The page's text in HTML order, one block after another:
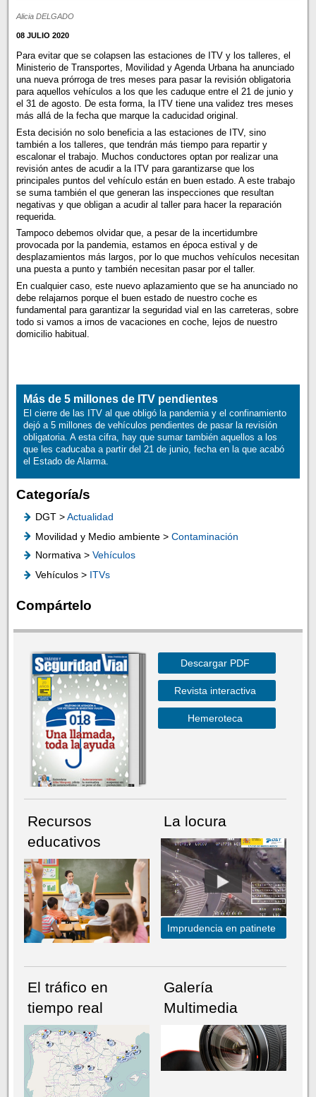
Alicia DELGADO
08 JULIO 2020
Para evitar que se colapsen las estaciones de ITV y los talleres, el
Ministerio de Transportes, Movilidad y Agenda Urbana ha anunciado
una nueva prórroga de tres meses para pasar la revisión obligatoria
para aquellos vehículos a los que les caduque entre el 21 de junio y
el 31 de agosto. De esta forma, la ITV tiene una validez tres meses
más allá de la fecha que marque la caducidad original.
Esta decisión no solo beneficia a las estaciones de ITV, sino
también a los talleres, que tendrán más tiempo para repartir y
escalonar el trabajo. Muchos conductores optan por realizar una
revisión antes de acudir a la ITV para garantizarse que los
principales puntos del vehículo están en buen estado. A este trabajo
se suma también el que generan las inspecciones que resultan
negativas y que obligan a acudir al taller para hacer la reparación
requerida.
Tampoco debemos olvidar que, a pesar de la incertidumbre
provocada por la pandemia, estamos en época estival y de
desplazamientos más largos, por lo que muchos vehículos necesitan
una puesta a punto y también necesitan pasar por el taller.
En cualquier caso, este nuevo aplazamiento que se ha anunciado no
debe relajarnos porque el buen estado de nuestro coche es
fundamental para garantizar la seguridad vial en las carreteras, sobre
todo si vamos a irnos de vacaciones en coche, lejos de nuestro
domicilio habitual.
Más de 5 millones de ITV pendientes
El cierre de las ITV al que obligó la pandemia y el confinamiento
dejó a 5 millones de vehículos pendientes de pasar la revisión
obligatoria. A esta cifra, hay que sumar también aquellos a los
que les caducaba a partir del 21 de junio, fecha en la que acabó
el Estado de Alarma.
Categoría/s
DGT >Actualidad
Movilidad y Medio ambiente > Contaminación
Normativa > Vehículos
Vehículos > ITVs
Compártelo
NÚMERO ACTUALHEMEROTECA
Descargar PDF
Revista interactiva
Hemeroteca
Recursos
educativos
La locura
Imprudencia en patinete
El tráfico en
tiempo real
Galería
Multimedia